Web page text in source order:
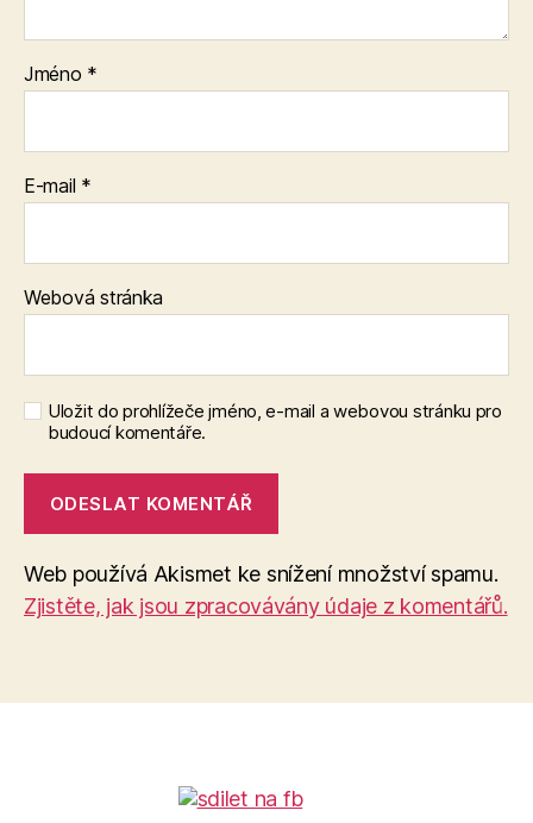
Jméno *
E-mail *
Webová stránka
Uložit do prohlížeče jméno, e-mail a webovou stránku pro
budoucí komentáře.
Web používá Akismet ke snížení množství spamu.
Zjistěte, jak jsou zpracovávány údaje z komentářů.